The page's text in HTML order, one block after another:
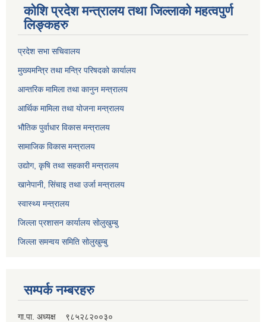
कोशि प्रदेश मन्त्रालय तथा जिल्लाको महत्वपुर्ण
लिङ्कहरु
प्रदेश सभा सचिवालय
मुख्यमन्त्रि तथा मन्त्रि परिषदको कार्यालय
आन्तरिक मामिला तथा कानुन मन्त्रालय
आर्थिक मामिला तथा योजना मन्त्रालय
भौतिक पुर्वाधार विकास मन्त्रालय
सामाजिक विकास मन्त्रालय
उद्योग, कृषि तथा सहकारी मन्त्रालय
खानेपानी, सिंचाइ तथा उर्जा मन्त्रालय
स्वास्थ्य मन्त्रालय
जिल्ला प्रशासन कार्यालय सोलुखुम्बु
जिल्ला समन्वय समिति सोलुखुम्बु
सम्पर्क नम्बरहरु
गा.पा. अध्यक्ष ९८५२८२००३०